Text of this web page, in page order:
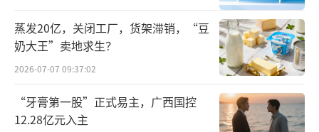
蒸发20亿，关闭工厂，货架滞销，“豆
奶大王”卖地求生？
2026-07-07 09:37:02
“牙膏第一股”正式易主，广西国控
12.28亿元入主